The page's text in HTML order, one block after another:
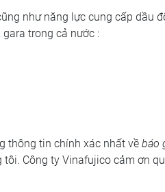
như năng lực cung cấp dầu
trong cả nước :
thông tin chính xác nhất về báo
Công ty Vinafujico cảm ơn